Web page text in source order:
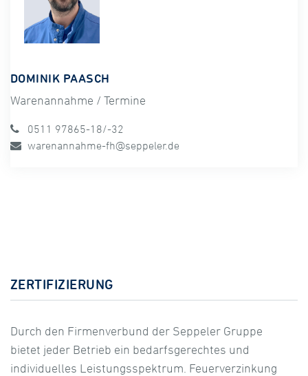
DOMINIK PAASCH
Warenannahme / Termine
0511 97865-18/-32
warenannahme-fh@seppeler.de
ZERTIFIZIERUNG
Durch den Firmenverbund der Seppeler Gruppe
bietet jeder Betrieb ein bedarfsgerechtes und
individuelles Leistungsspektrum. Feuerverzinkung